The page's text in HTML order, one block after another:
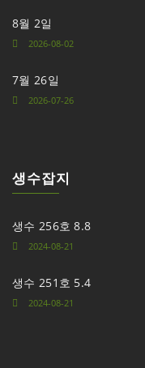
8월 2일
2026-08-02
7월 26일
2026-07-26
생수잡지
생수 256호 8.8
2024-08-21
생수 251호 5.4
2024-08-21